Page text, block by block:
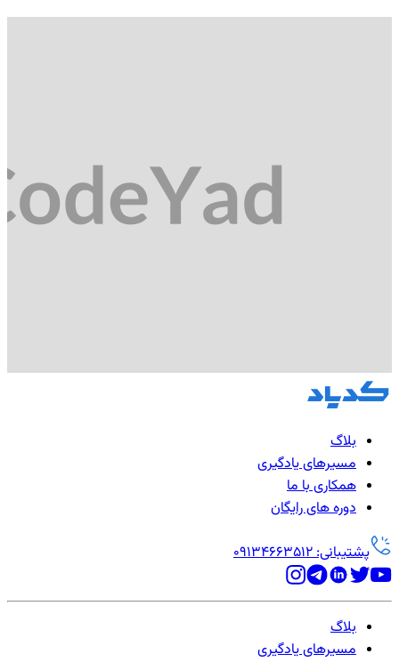
بلاگ
مسیرهای یادگیری
همکاری با ما
دوره های رایگان
پشتیبانی: 09134663512
بلاگ
مسیرهای یادگیری